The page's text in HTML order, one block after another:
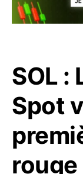
SOL :
Spot
rouge